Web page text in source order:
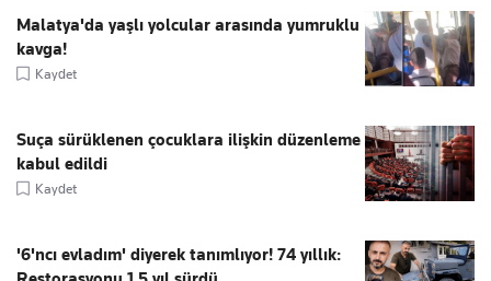
Malatya'da yaşlı yolcular arasında yumruklu
kavga!
Kaydet
Suça sürüklenen çocuklara ilişkin düzenleme
kabul edildi
Kaydet
'6'ncı evladım' diyerek tanımlıyor! 74 yıllık: